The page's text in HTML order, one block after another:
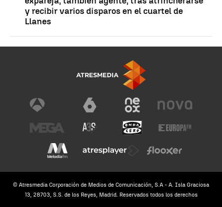
y recibir varios disparos en el cuartel de
Llanes
© Atresmedia Corporación de Medios de Comunicación, S.A - A. Isla Graciosa
13, 28703, S.S. de los Reyes, Madrid. Reservados todos los derechos